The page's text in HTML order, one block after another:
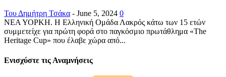
Του Δημήτρη Τσάκα - June 5, 2024 0
ΝΕΑ ΥΟΡΚΗ. Η Ελληνική Ομάδα Λακρός κάτω των 15 ετών
συμμετείχε για πρώτη φορά στο παγκόσμιο πρωτάθλημα «The
Heritage Cup» που έλαβε χώρα από...
Ενισχύστε τις Αναμνήσεις